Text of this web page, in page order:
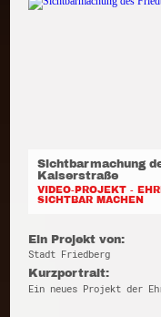
Sichtbarmachung
Kaiserstraße
VIDEO-PROJEKT -
SICHTBAR MACHEN
Ein Projekt von:
Stadt Friedberg
Kurzportrait:
Ein neues Projekt der